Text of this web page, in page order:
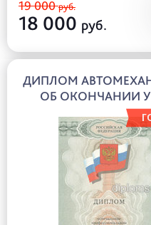
19 000руб.
18 000 руб.
ДИПЛОМ
ОБ ОКОНЧАНИИ